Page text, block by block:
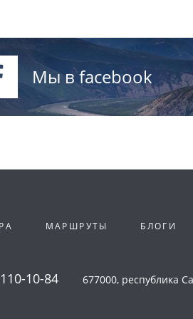
Мы в facebook
МАРШРУТЫ БЛОГИ
10-84 677000, республика